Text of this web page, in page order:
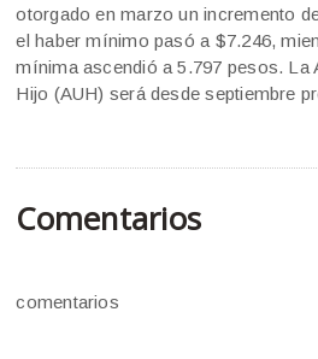
otorgado en marzo un incremento
el haber mínimo pasó a $7.246,
mínima ascendió a 5.797 pesos. La
Hijo (AUH) será desde septiembre
Comentarios
comentarios